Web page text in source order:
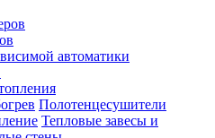
автоматики
Полотенцесушители
Тепловые завесы и